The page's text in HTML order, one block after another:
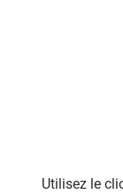
Utilisez le